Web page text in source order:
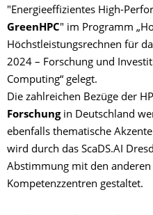
"Energieeffizientes High-
GreenHPC" im Programm
Höchstleistungsrechnen für
2024 – Forschung und
Computing“ gelegt.
Die zahlreichen Bezüge der
Forschungin Deutschland
ebenfalls thematische
wird durch das ScaDS.AI
Abstimmung mit den anderen
Kompetenzzentren gestaltet.